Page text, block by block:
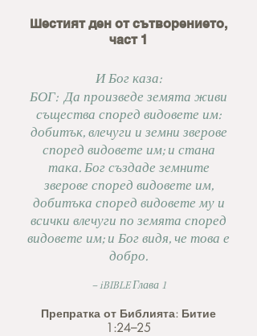
Шестият ден от сътворението,
част 1
И Бог каза:
БОГ: Да произведе земята живи
същества според видовете им:
добитък, влечуги и земни зверове
според видовете им; и стана
така. Бог създаде земните
зверове според видовете им,
добитъка според видовете му и
всички влечуги по земята според
видовете им; и Бог видя, че това е
добро.
– iBIBLE Глава 1
Препратка от Библията: Битие
1:24–25